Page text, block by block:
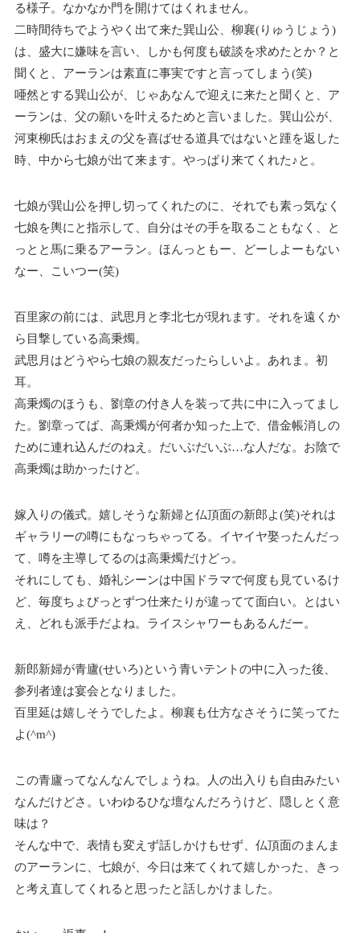
る様子。なかなか門を開けてはくれません。
二時間待ちでようやく出て来た巽山公、柳襄(りゅうじょう)
は、盛大に嫌味を言い、しかも何度も破談を求めたとか？と
聞くと、アーランは素直に事実ですと言ってしまう(笑)
唖然とする巽山公が、じゃあなんで迎えに来たと聞くと、ア
ーランは、父の願いを叶えるためと言いました。巽山公が、
河東柳氏はおまえの父を喜ばせる道具ではないと踵を返した
時、中から七娘が出て来ます。やっぱり来てくれた♪と。
七娘が巽山公を押し切ってくれたのに、それでも素っ気なく
七娘を輿にと指示して、自分はその手を取ることもなく、と
っとと馬に乗るアーラン。ほんっともー、どーしよーもない
なー、こいつー(笑)
百里家の前には、武思月と李北七が現れます。それを遠くか
ら目撃している高秉燭。
武思月はどうやら七娘の親友だったらしいよ。あれま。初
耳。
高秉燭のほうも、劉章の付き人を装って共に中に入ってまし
た。劉章ってば、高秉燭が何者か知った上で、借金帳消しの
ために連れ込んだのねえ。だいぶだいぶ…な人だな。お陰で
高秉燭は助かったけど。
嫁入りの儀式。嬉しそうな新婦と仏頂面の新郎よ(笑)それは
ギャラリーの噂にもなっちゃってる。イヤイヤ娶ったんだっ
て、噂を主導してるのは高秉燭だけどっ。
それにしても、婚礼シーンは中国ドラマで何度も見ているけ
ど、毎度ちょびっとずつ仕来たりが違ってて面白い。とはい
え、どれも派手だよね。ライスシャワーもあるんだー。
新郎新婦が青廬(せいろ)という青いテントの中に入った後、
参列者達は宴会となりました。
百里延は嬉しそうでしたよ。柳襄も仕方なさそうに笑ってた
よ(^m^)
この青廬ってなんなんでしょうね。人の出入りも自由みたい
なんだけどさ。いわゆるひな壇なんだろうけど、隠しとく意
味は？
そんな中で、表情も変えず話しかけもせず、仏頂面のまんま
のアーランに、七娘が、今日は来てくれて嬉しかった、きっ
と考え直してくれると思ったと話しかけました。